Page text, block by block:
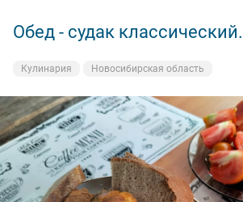
Обед - судак классический.
Кулинария Новосибирская область
Вечерка.
На рыбалке Новосибирская область